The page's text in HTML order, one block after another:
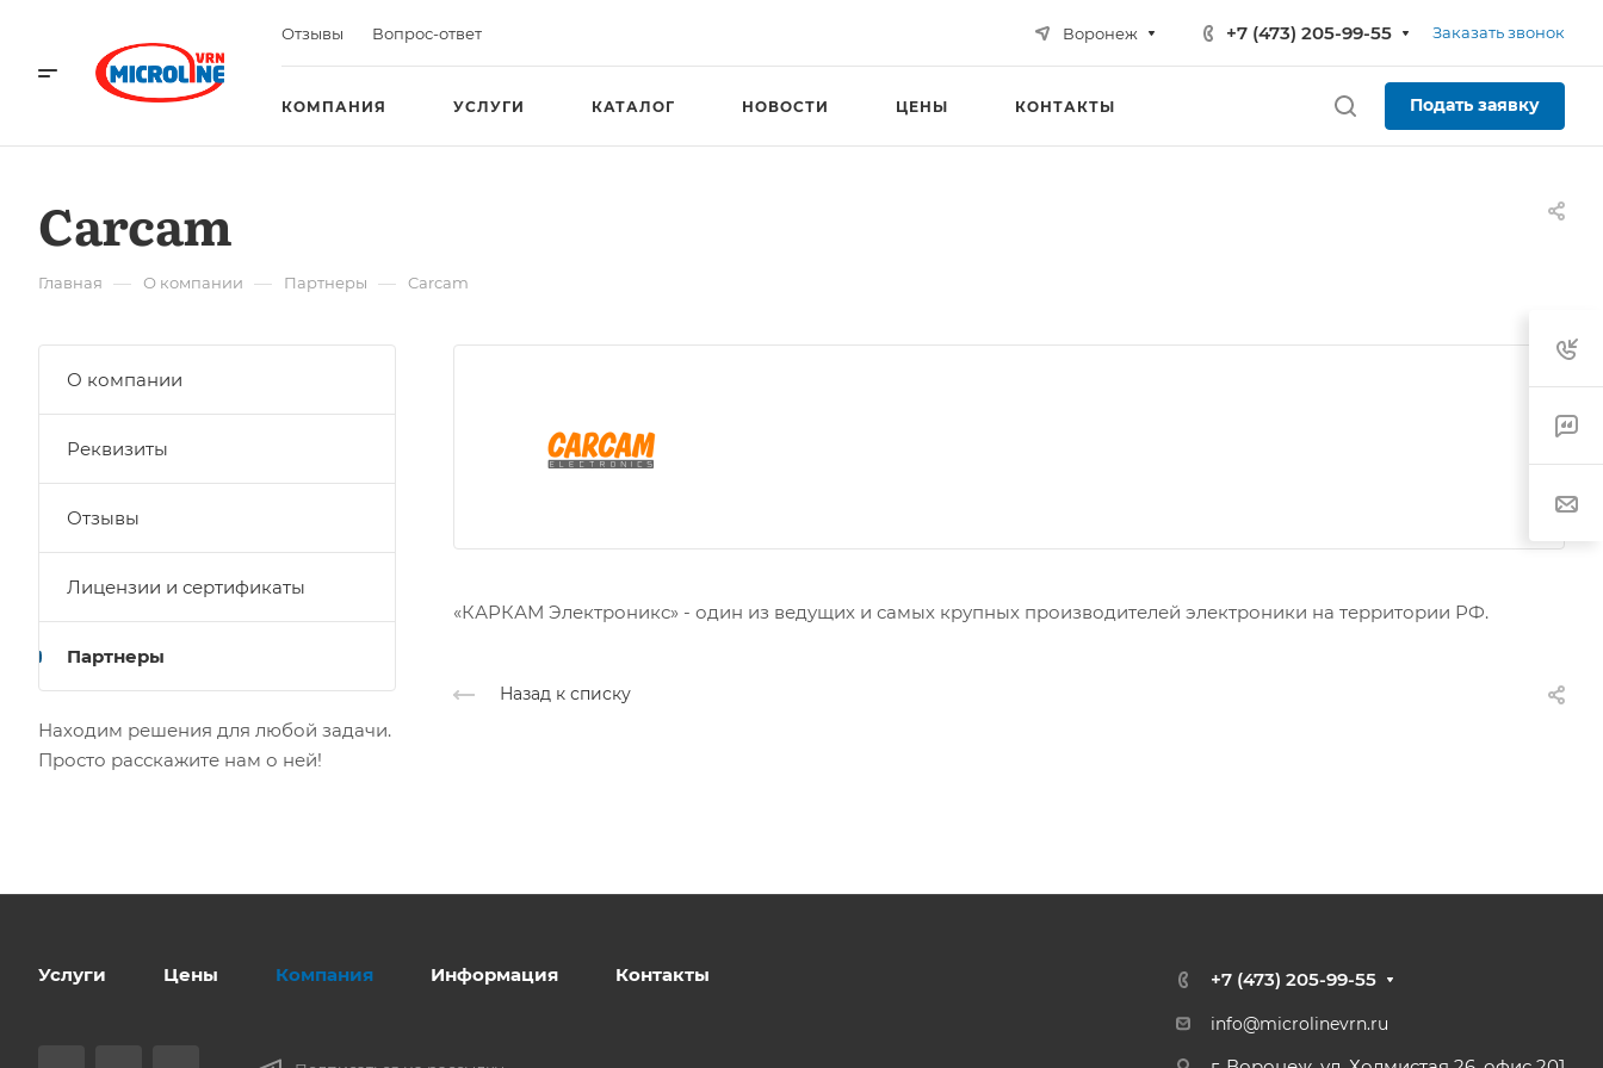
Отзывы Вопрос-ответ Воронеж +7 (473) 205-99-55 Заказать звонок
КОМПАНИЯ УСЛУГИ КАТАЛОГ НОВОСТИ ЦЕНЫ КОНТАКТЫ Подать заявку
Carcam
Главная — О компании — Партнеры — Carcam
«КАРКАМ Электроникс» - один из ведущих и самых крупных производителей электроники на территории РФ.
Назад к списку
О компании
Реквизиты
Отзывы
Лицензии и сертификаты
Партнеры
Находим решения для любой задачи.
Просто расскажите нам о ней!
Услуги Цены Компания Информация Контакты +7 (473) 205-99-55
info@microlinevrn.ru